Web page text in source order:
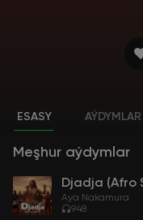
ESASY AÝDYMLAR
Meşhur aýdymlar
Djadja (Afro
Aya Nakamura
948